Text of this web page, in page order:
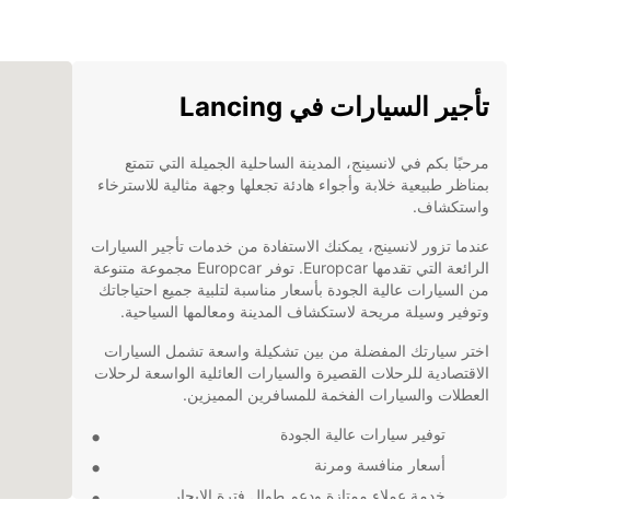
تأجير السيارات في Lancing
مرحبًا بكم في لانسينج، المدينة الساحلية الجميلة التي تتمتع
بمناظر طبيعية خلابة وأجواء هادئة تجعلها وجهة مثالية للاسترخاء
واستكشاف.
عندما تزور لانسينج، يمكنك الاستفادة من خدمات تأجير السيارات
الرائعة التي تقدمها Europcar. توفر Europcar مجموعة متنوعة
من السيارات عالية الجودة بأسعار مناسبة لتلبية جميع احتياجاتك
وتوفير وسيلة مريحة لاستكشاف المدينة ومعالمها السياحية.
اختر سيارتك المفضلة من بين تشكيلة واسعة تشمل السيارات
الاقتصادية للرحلات القصيرة والسيارات العائلية الواسعة لرحلات
العطلات والسيارات الفخمة للمسافرين المميزين.
توفير سيارات عالية الجودة
أسعار منافسة ومرنة
خدمة عملاء ممتازة ودعم طوال فترة الإيجار